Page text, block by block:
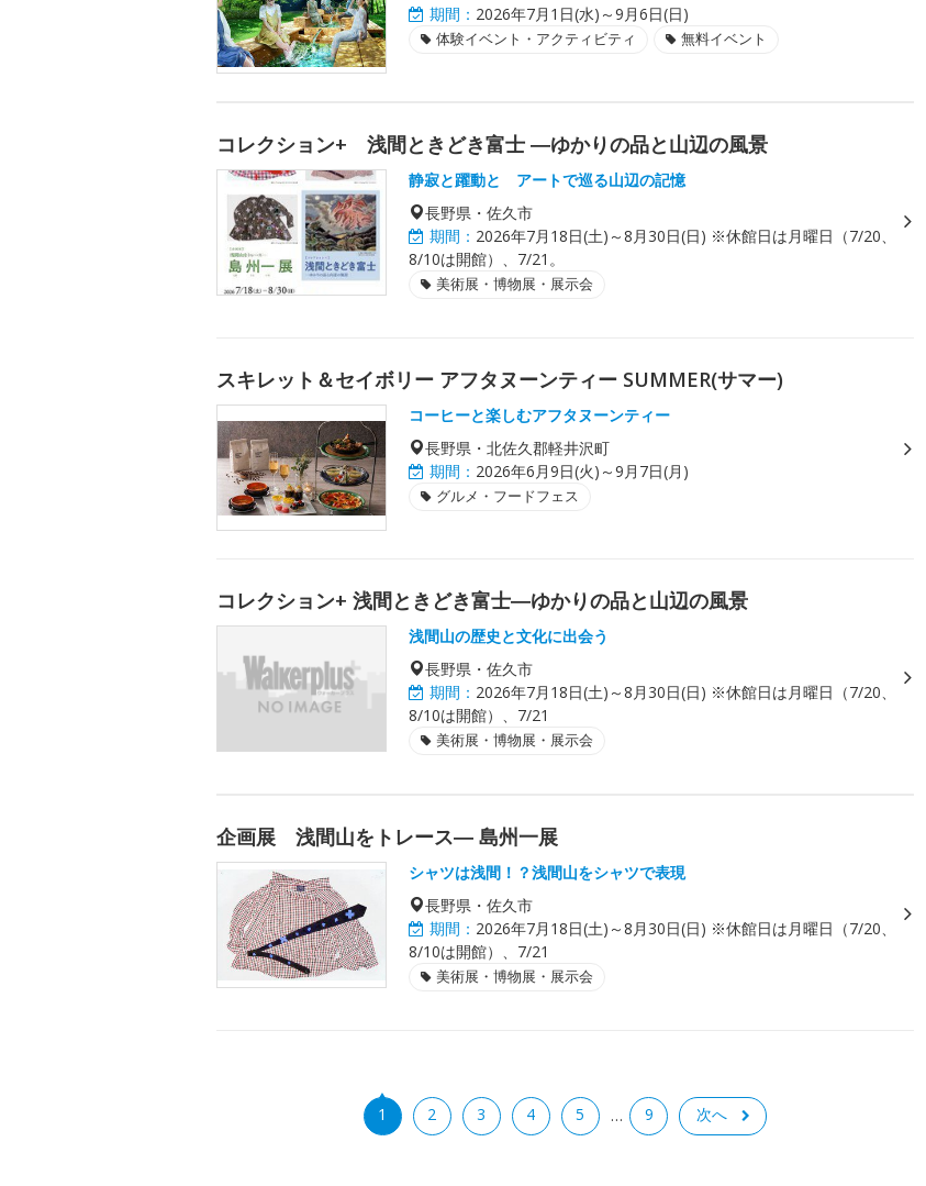
期間： 2026年7月1日(水)～9月6日(日)
体験イベント・アクティビティ 無料イベント
コレクション+ 浅間ときどき富士 ―ゆかりの品と山辺の風景
静寂と躍動と アートで巡る山辺の記憶
長野県・佐久市
期間： 2026年7月18日(土)～8月30日(日) ※休館日は月曜日（7/20、
8/10は開館）、7/21。
美術展・博物展・展示会
スキレット＆セイボリー アフタヌーンティー SUMMER(サマー)
コーヒーと楽しむアフタヌーンティー
長野県・北佐久郡軽井沢町
期間： 2026年6月9日(火)～9月7日(月)
グルメ・フードフェス
コレクション+ 浅間ときどき富士―ゆかりの品と山辺の風景
浅間山の歴史と文化に出会う
長野県・佐久市
期間： 2026年7月18日(土)～8月30日(日) ※休館日は月曜日（7/20、
8/10は開館）、7/21
美術展・博物展・展示会
企画展 浅間山をトレース― 島州一展
シャツは浅間！？浅間山をシャツで表現
長野県・佐久市
期間： 2026年7月18日(土)～8月30日(日) ※休館日は月曜日（7/20、
8/10は開館）、7/21
美術展・博物展・展示会
1 2 3 4 5 … 9 次へ